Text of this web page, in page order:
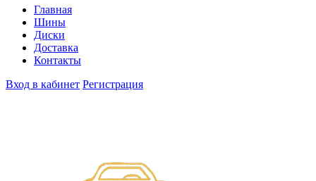
Главная
Шины
Диски
Доставка
Контакты
Вход в кабинет Регистрация